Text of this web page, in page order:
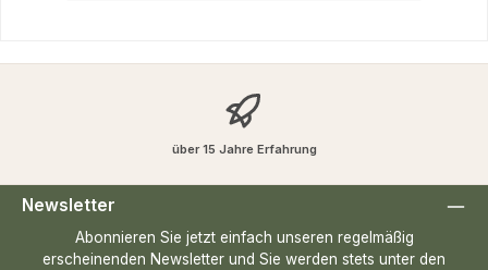
über 15 Jahre Erfahrung
Newsletter
Abonnieren Sie jetzt einfach unseren regelmäßig
erscheinenden Newsletter und Sie werden stets unter den